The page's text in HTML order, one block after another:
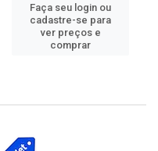
Faça seu login ou
cadastre-se para
ver preços e
comprar